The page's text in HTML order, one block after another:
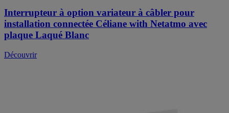
Interrupteur à option variateur à câbler pour
installation connectée Céliane with Netatmo avec
plaque Laqué Blanc
Découvrir